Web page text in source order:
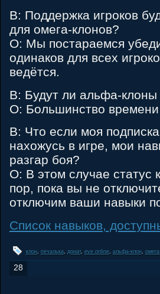
В: Поддержка игроков
для омега-клонов?
О: Мы постараемся
одинаков для всех
ведётся.
В: Будут ли альфа-клоны
О: Большинство
В: Что если моя
нахожусь в игре, мои
разгар боя?
О: В этом случае статус
пор, пока вы не
отключим ваши навыки
Список навыков,
клон, печалька, донат, eve online, альфа-клон,
28